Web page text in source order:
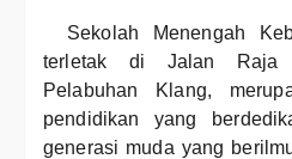
Sekolah Menengah
terletak di Jalan Raja
Pelabuhan Klang,
pendidikan yang
generasi muda yang